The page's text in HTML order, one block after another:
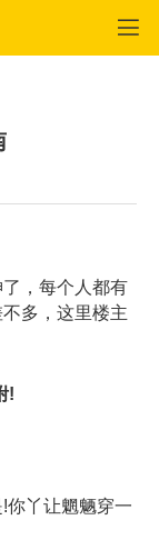
，每个人都有
多，这里楼主
!
丫让魍魉穿一